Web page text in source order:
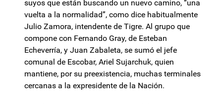
suyos que están buscando un nuevo camino, “una
vuelta a la normalidad”, como dice habitualmente
Julio Zamora, intendente de Tigre. Al grupo que
compone con Fernando Gray, de Esteban
Echeverría, y Juan Zabaleta, se sumó el jefe
comunal de Escobar, Ariel Sujarchuk, quien
mantiene, por su preexistencia, muchas terminales
cercanas a la expresidente de la Nación.